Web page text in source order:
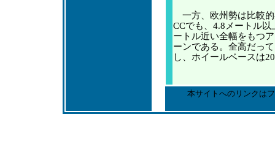
一方、欧州勢は比較
CCでも、4.8メートル以
ートル近い全幅をもつ
ーンである。全高だっ
し、ホイールベースは
本サイトへのリンクは